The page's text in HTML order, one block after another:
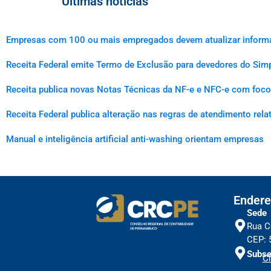
Empresas com 100 ou mais empregados devem atualizar
Receita Federal emite Termo de Exclusão para devedores do
Receita publica novas Notas Técnicas da NF-e e NFC-e com
Receita Federal publica alteração nas regras de atendimento
Manual e inteligência artificial anti-washing orientam empresas
Sede
Rua
CEP: